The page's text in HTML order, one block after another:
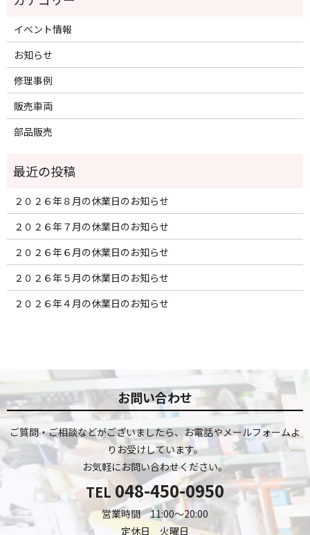
イベント情報
お知らせ
修理事例
販売車両
部品販売
２０２６年８月の休業日のお知らせ
２０２６年７月の休業日のお知らせ
２０２６年６月の休業日のお知らせ
２０２６年５月の休業日のお知らせ
２０２６年４月の休業日のお知らせ
お問い合わせ
ご質問・ご相談などがございましたら、お電話やメールフォームよ
りお受けしています。
お気軽にお問い合わせください。
TEL 048-450-0950
営業時間 11:00～20:00
定休日 火曜日